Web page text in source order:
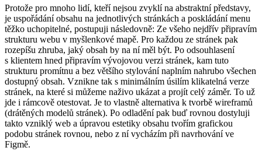
Protože pro mnoho lidí, kteří nejsou zvyklí na abstraktní představy,
je uspořádání obsahu na jednotlivých stránkách a poskládání menu
těžko uchopitelné, postupuji následovně: Ze všeho nejdřív připravím
strukturu webu v myšlenkové mapě. Pro každou ze stránek pak
rozepíšu zhruba, jaký obsah by na ní měl být. Po odsouhlasení
s klientem hned připravím vývojovou verzi stránek, kam tuto
strukturu promítnu a bez většího stylování naplním nahrubo všechen
dostupný obsah. Vznikne tak s minimálním úsilím klikatelná verze
stránek, na které si můžeme naživo ukázat a projít celý záměr. To už
jde i rámcově otestovat. Je to vlastně alternativa k tvorbě wireframů
(drátěných modelů stránek). Po odladění pak buď rovnou dostyluji
takto vzniklý web a úpravou estetiky obsahu tvořím grafickou
podobu stránek rovnou, nebo z ní vycházím při navrhování ve
Figmě.